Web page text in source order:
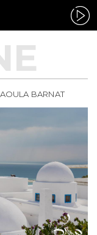
BARNAT